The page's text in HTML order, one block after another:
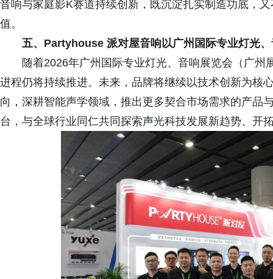
音响与家庭影K赛道持续创新，既沉淀扎实制造功底，
值。
五、 Partyhouse 派对屋音响以广州国际专业灯光
随着2026年广州国际专业灯光、音响展览会（广
进程仍将持续推进。未来，品牌将继续以技术创新为核
向，深耕智能声学领域，推出更多契合市场需求的产品
台，与全球行业同仁共同探索声光科技发展新趋势、开